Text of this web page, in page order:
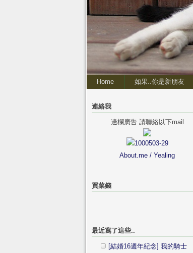
Home 如果..你是新朋友
連絡我
邊欄廣告 請聯絡以下mail
About.me / Yealing
買菜錢
最近寫了這些..
[結婚16週年紀念] 我的騎士